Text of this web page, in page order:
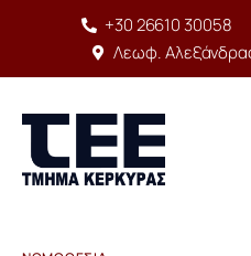
+30 26610 30058
Λεωφ.